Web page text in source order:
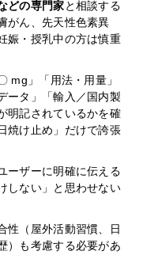
どの専門家と相談する
がん、先天性色素異
娠・授乳中の方は慎重
mg」「用法・用量」
ータ」「輸入／国内製
明記されているかを確
焼け止め」だけで誇張
ーザーに明確に伝える
しない」と思わせない
性（屋外活動習慣、日
）も考慮する必要があ